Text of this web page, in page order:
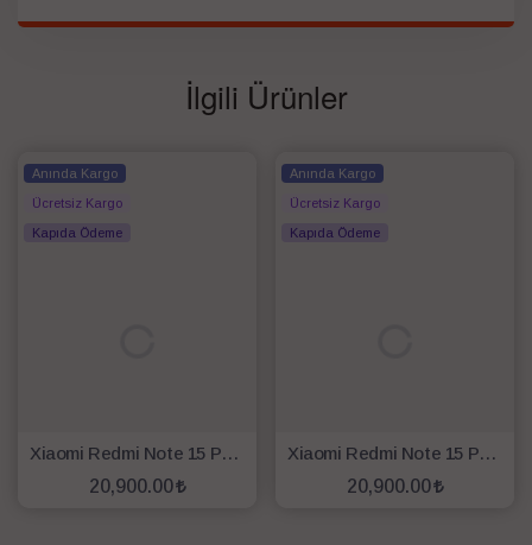
İlgili Ürünler
Anında Kargo
Ücretsiz Kargo
Kapıda Ödeme
Xiaomi Redmi Note 15 Pro 256 GB 8 GB – Siyah ( Xiaomi Türkiye Garantili )
20,900.00
Anında Kargo
Ücretsiz Kargo
Kapıda Ödeme
Xiaomi Redmi Note 15 Pro 256 GB 8 GB – Mavi (Xiaomi Türkiye Garantili)
20,900.00